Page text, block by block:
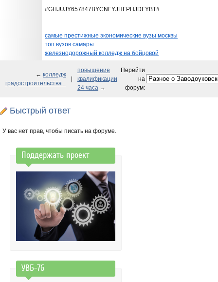
#GHJUJY657847BYCNFYJHFPHJDFYBT#
самые престижные экономические вузы москвы
топ вузов самары
железнодорожный колледж на бойцовой
← колледж
градостроительства...
повышение
квалификации
24 часа →
Перейти
на
форум:
Быстрый ответ
У вас нет прав, чтобы писать на форуме.
Поддержать проект
УВБ-76